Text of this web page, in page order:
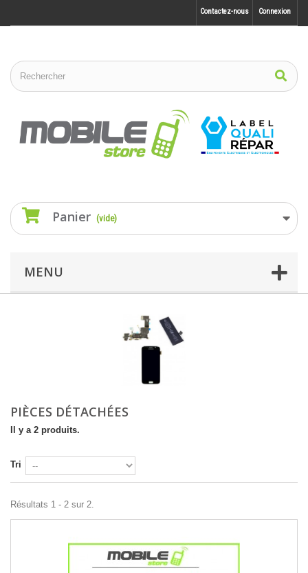
Connexion
Contactez-nous
Panier (vide)
MENU
PIÈCES DÉTACHÉES
Il y a 2 produits.
Tri
Résultats 1 - 2 sur 2.